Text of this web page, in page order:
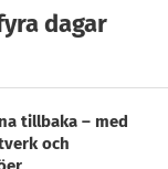
dagar
tillbaka – med
och